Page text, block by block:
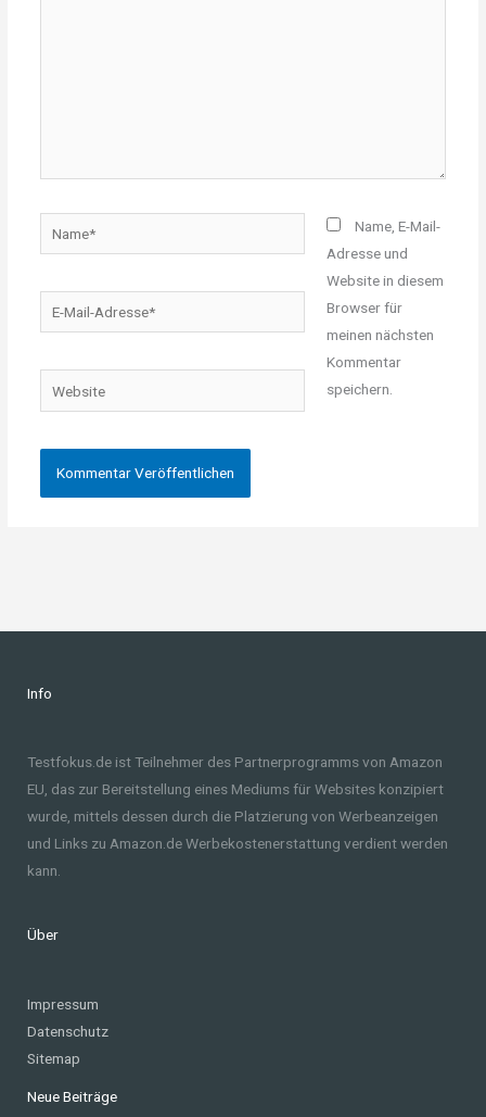
Mail-
Website
Name, E-Mail-
Adresse und
Website in diesem
Browser für
meinen nächsten
Kommentar
speichern.
Info
Testfokus.de ist Teilnehmer des Partnerprogramms von Amazon
EU, das zur Bereitstellung eines Mediums für Websites konzipiert
wurde, mittels dessen durch die Platzierung von Werbeanzeigen
und Links zu Amazon.de Werbekostenerstattung verdient werden
kann.
Über
Impressum
Datenschutz
Sitemap
Neue Beiträge